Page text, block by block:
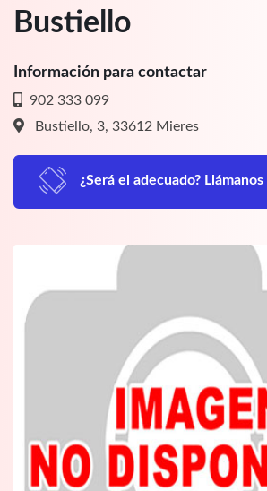
Bustiello
Información para contactar
902 333 099
Bustiello, 3, 33612 Mieres
¿Será el adecuado? Llámanos